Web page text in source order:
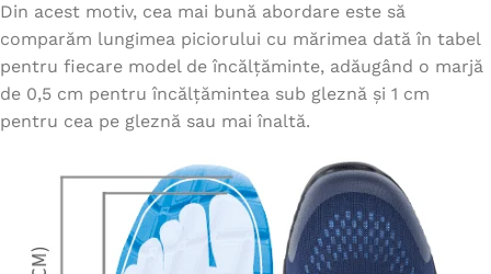
Din acest motiv, cea mai bună abordare este să
comparăm lungimea piciorului cu mărimea dată în tabel
pentru fiecare model de încălțăminte, adăugând o marjă
de 0,5 cm pentru încălțămintea sub gleznă și 1 cm
pentru cea pe gleznă sau mai înaltă.